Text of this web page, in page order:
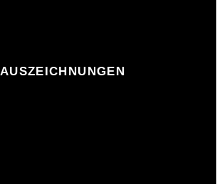
AUSZEICHNUNGEN